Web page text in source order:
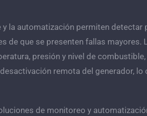
la automatización permiten detectar
de que se presenten fallas
presión y nivel de
remota del generador, lo
de monitoreo y